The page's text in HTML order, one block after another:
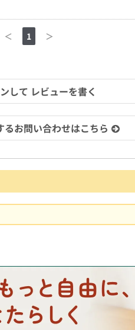
＜ 1 ＞
して レビューを書く
るお問い合わせはこちら